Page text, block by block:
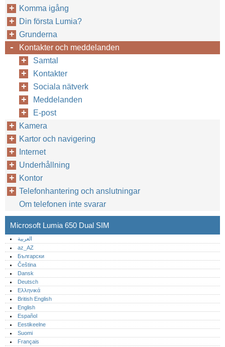
Komma igång
Din första Lumia?
Grunderna
Kontakter och meddelanden
Samtal
Kontakter
Sociala nätverk
Meddelanden
E-post
Kamera
Kartor och navigering
Internet
Underhållning
Kontor
Telefonhantering och anslutningar
Om telefonen inte svarar
Microsoft Lumia 650 Dual SIM
العربية
az_AZ
Български
Čeština
Dansk
Deutsch
Ελληνικά
British English
English
Español
Eestikeelne
Suomi
Français